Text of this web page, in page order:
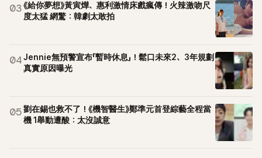
03《給你夢想》黃寅燁、惠利激情床戲瘋傳！火辣激吻尺
度太猛 網驚：韓劇太敢拍
04Jennie無預警宣布「暫時休息」！鬆口未來2、3年規劃
真實原因曝光
05劉在錫也救不了！《機智醫生》鄭準元首登綜藝全程當
機 1舉動遭酸：太沒誠意